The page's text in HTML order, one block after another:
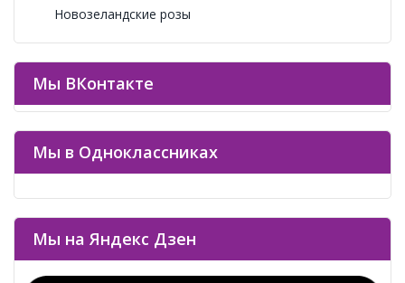
Новозеландские розы
Мы ВКонтакте
Мы в Одноклассниках
Мы на Яндекс Дзен